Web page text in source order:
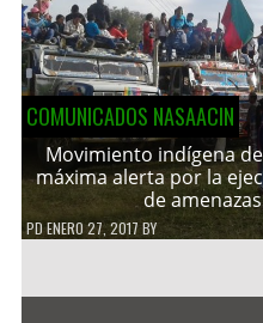
COMUNICADOS NASAACIN
Movimiento indígena
máxima alerta por la
de
PDENERO 27, 2017 BY